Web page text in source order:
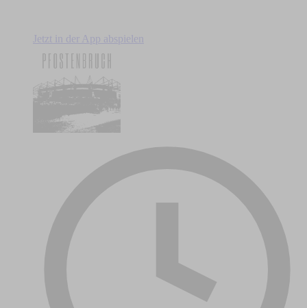
Jetzt in der App abspielen